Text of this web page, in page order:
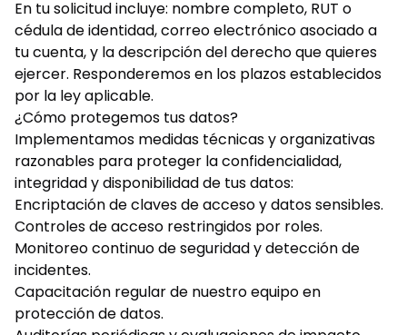
En tu solicitud incluye: nombre completo, RUT o
cédula de identidad, correo electrónico asociado a
tu cuenta, y la descripción del derecho que quieres
ejercer. Responderemos en los plazos establecidos
por la ley aplicable.
¿Cómo protegemos tus datos?
Implementamos medidas técnicas y organizativas
razonables para proteger la confidencialidad,
integridad y disponibilidad de tus datos:
Encriptación de claves de acceso y datos sensibles.
Controles de acceso restringidos por roles.
Monitoreo continuo de seguridad y detección de
incidentes.
Capacitación regular de nuestro equipo en
protección de datos.